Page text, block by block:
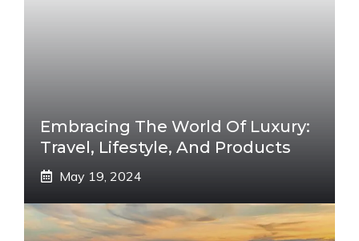
Embracing The World Of Luxury:
Travel, Lifestyle, And Products
May 19, 2024